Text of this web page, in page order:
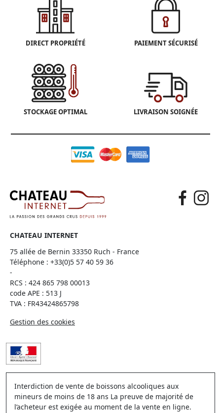
DIRECT PROPRIÉTÉ PAIEMENT SÉCURISÉ
STOCKAGE OPTIMAL LIVRAISON SOIGNÉE
CHATEAU INTERNET
75 allée de Bernin 33350 Ruch - France
Téléphone : +33(0)5 57 40 59 36
-
RCS : 424 865 798 00013
code APE : 513 J
TVA : FR43424865798
Gestion des cookies
Interdiction de vente de boissons alcooliques aux
mineurs de moins de 18 ans La preuve de majorité de
l’acheteur est exigée au moment de la vente en ligne.